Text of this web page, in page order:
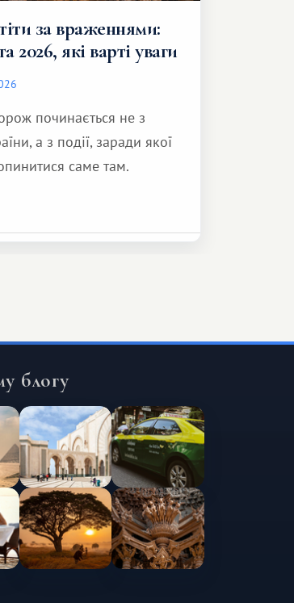
за враженнями:
2026, які варті уваги
починається не з
а з події, заради якої
саме там.
блогу